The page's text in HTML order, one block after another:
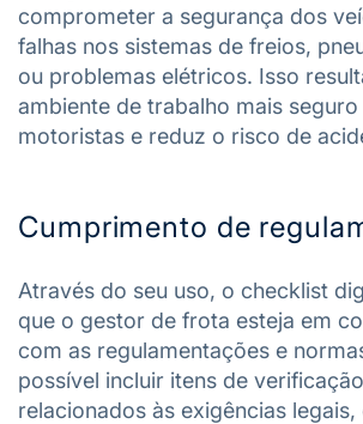
comprometer a segurança dos
falhas nos sistemas de freios,
ou problemas elétricos. Isso
ambiente de trabalho mais
motoristas e reduz o risco de
Cumprimento de
Através do seu uso, o checklist
que o gestor de frota esteja em
com as regulamentações e
possível incluir itens de
relacionados às exigências legais,